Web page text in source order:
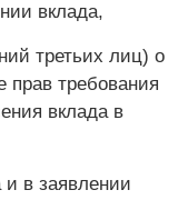
вклада,
третьих лиц) о
прав требования
вклада в
и в заявлении